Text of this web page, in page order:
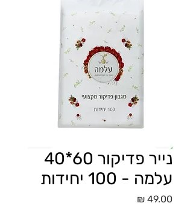
נייר פדיקור 60*40
עלמה - 100 יחידות